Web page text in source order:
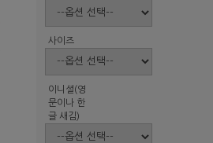
사이즈
이니셜(영
문이나 한
글 새김)